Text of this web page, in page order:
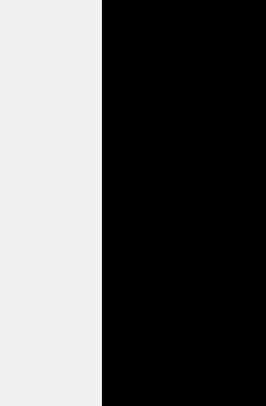
へ…
との違いやU-tractの酸性ストレートが選ばれている
後の渡辺の出勤店舗について】
」が人気！大人女性が選ぶこの夏最旬のヘアカラー
月1日から新店舗U-tractNorthGardenへ異動いたしま